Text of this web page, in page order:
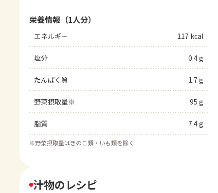
栄養情報（1人分）
エネルギー 117 kcal
塩分 0.4 g
たんぱく質 1.7 g
野菜摂取量※ 95 g
脂質 7.4 g
※野菜摂取量はきのこ類・いも類を除く
汁物のレシピ